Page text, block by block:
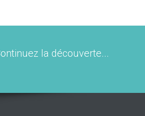
la découverte...